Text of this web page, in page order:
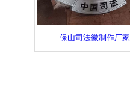
保山司法徽制作厂家